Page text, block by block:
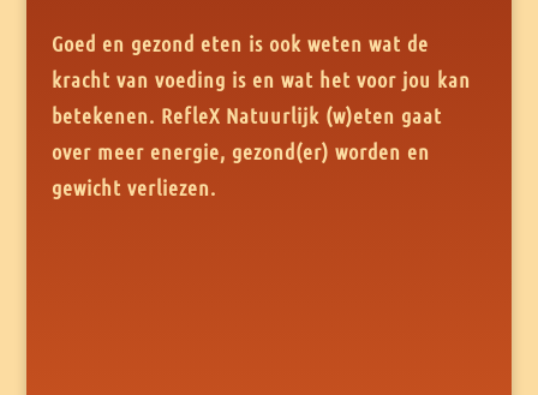
Goed en gezond eten is ook weten wat de
kracht van voeding is en wat het voor jou kan
betekenen. RefleX Natuurlijk (w)eten gaat
over meer energie, gezond(er) worden en
gewicht verliezen.